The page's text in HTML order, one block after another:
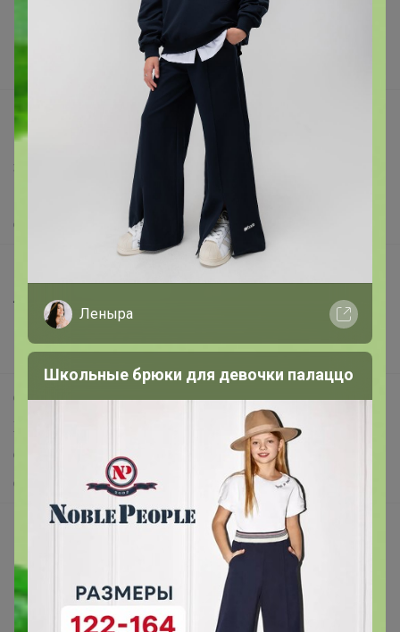
Поставщикам
support@24-ok.ru
Написать в поддержку
Защита покупателя
О нас
Анонсы
Новости
Поддержка альпак
Самое выгодное
Самое желанное
Самое быстрое
Начать зарабатывать с 24-ok
Picabox.ru - Лучшее место для ваших изображений
Розыгрыш - Генератор случайных чисел
Пульс нашего маркетплейса
Леныра
Школьные брюки для девочки палаццо